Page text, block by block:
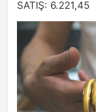
SATIŞ: 6.221,45